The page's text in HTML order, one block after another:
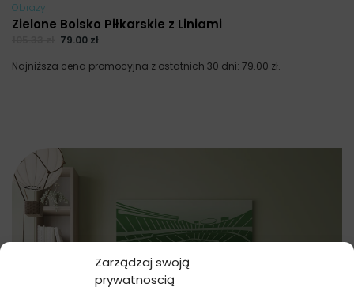
Zarządzaj swoją
prywatnoscią
Obrazy
Zielone Boisko Piłkarskie z Liniami
79.00 zł
Najniższa cena promocyjna z ostatnich 30 dni: 79.00 zł.